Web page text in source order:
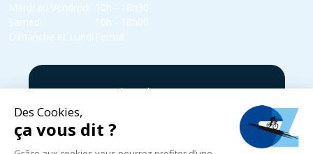
Mardi au Vendredi
10h - 18h30
Samedi
10h - 18h00
Dimanche et Lundi Fermé
5 rue Yvonne Edmond Foinant,
03 24 52 05 87